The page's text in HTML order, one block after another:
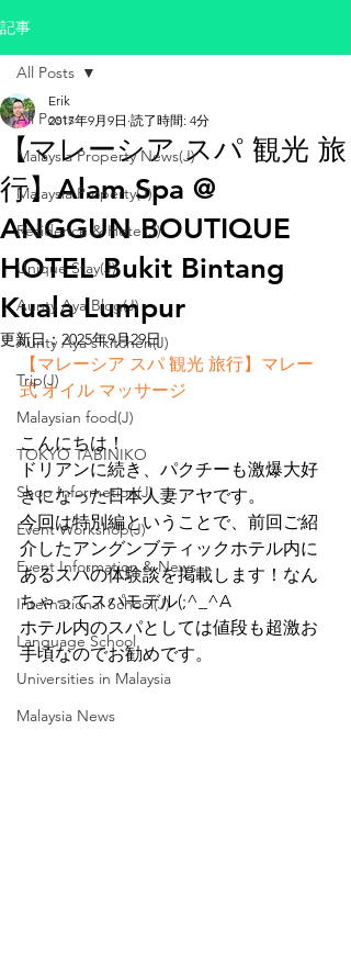
記事
All Posts
Malaysia Property News(J)
Malaysia Property(J)
Residence & Hotel(J)
Unique Stay(J)
Aunty Aya Blog(J)
Aunty Aya's kitchen(J)
Trip(J)
Malaysian food(J)
TOKYO TABINIKO
Shop Informetion(J)
Event Workshop(J)
Event Information & News
International School(J)
Language School
Universities in Malaysia
Malaysia News
All Posts
【マレーシア スパ 観光 旅
行】Alam Spa @
ANGGUN BOUTIQUE
HOTEL Bukit Bintang
Kuala Lumpur
Erik
2017年9月9日 読了時間: 4分
更新日： 2025年9月29日
【マレーシア スパ 観光 旅行】マレー
式 オイル マッサージ
こんにちは！
ドリアンに続き、パクチーも激爆大好
きになった日本人妻アヤです。
今回は特別編ということで、前回ご紹
介したアングンブティックホテル内に
あるスパの体験談を掲載します！なん
ちゃってスパモデル(;^_^A
ホテル内のスパとしては値段も超激お
手頃なのでお勧めです。